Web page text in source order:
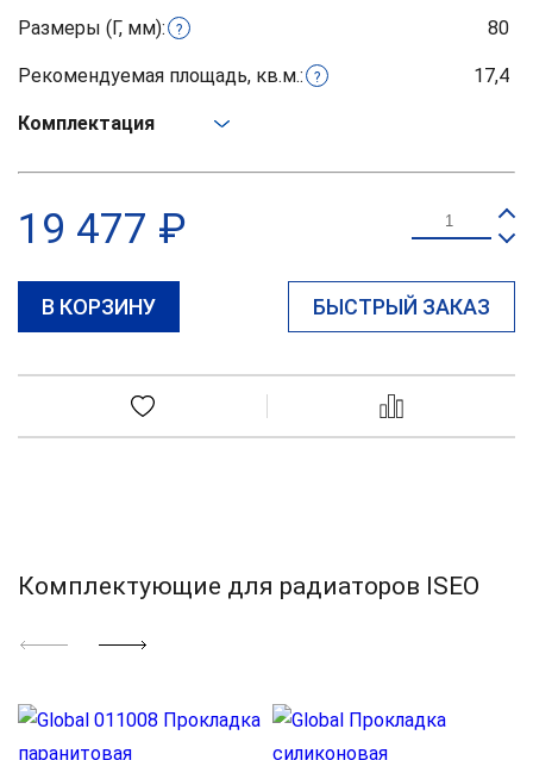
Размеры (Г, мм): ? 80
Рекомендуемая площадь, кв.м.: ? 17,4
Комплектация
19 477 ₽
В КОРЗИНУ БЫСТРЫЙ ЗАКАЗ
Комплектующие для радиаторов ISEO